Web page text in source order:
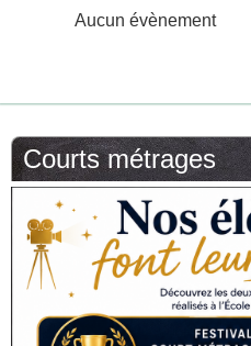
Aucun évènement
Courts métrages